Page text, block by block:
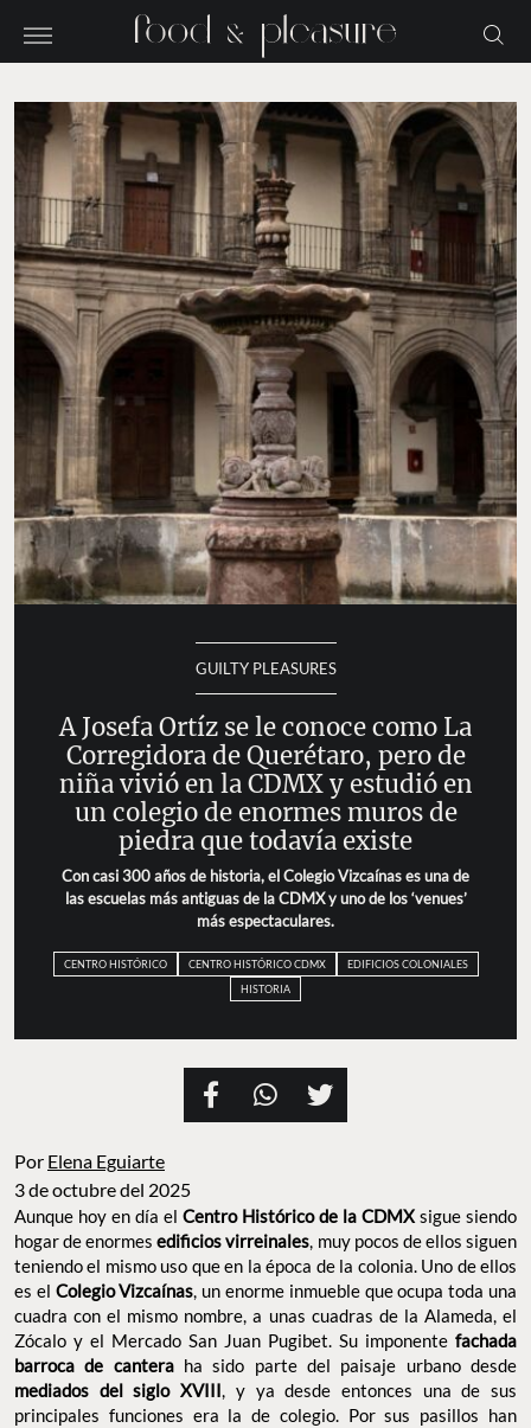
GUILTY PLEASURES
A Josefa Ortíz se le conoce como La
Corregidora de Querétaro, pero de
niña vivió en la CDMX y estudió en
un colegio de enormes muros de
piedra que todavía existe
Con casi 300 años de historia, el Colegio Vizcaínas es una de
las escuelas más antiguas de la CDMX y uno de los ‘venues’
más espectaculares.
CENTRO HISTÓRICO CENTRO HISTÓRICO CDMX
EDIFICIOS COLONIALES
HISTORIA
Por Elena Eguiarte
3 de octubre del 2025
Aunque hoy en día el Centro Histórico de la CDMX sigue siendo
hogar de enormesedificios virreinales, muy pocos de ellos siguen
teniendo el mismo uso que en la época de la colonia. Uno de ellos
es el Colegio Vizcaínas, un enorme inmueble que ocupa toda una
cuadra con el mismo nombre, a unas cuadras de la Alameda, el
Zócalo y el Mercado San Juan Pugibet. Su imponente fachada
barroca de canteraha sido parte del paisaje urbano desde
mediados del siglo XVIII, y ya desde entonces una de sus
principales funciones era la de colegio. Por sus pasillos han